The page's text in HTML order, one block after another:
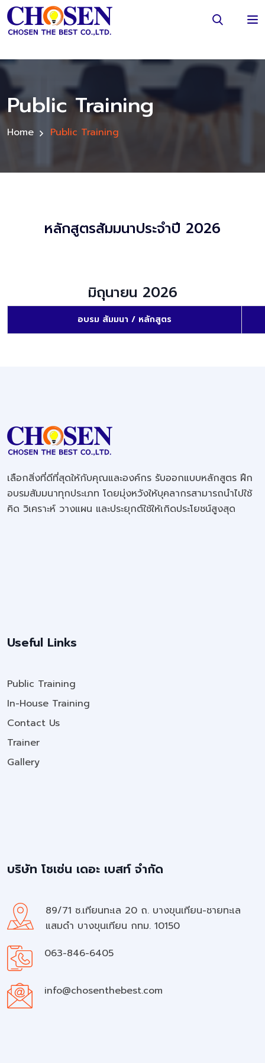
Public Training
Home Public Training
หลักสูตรสัมมนาประจำปี 2026
มิถุนายน 2026
อบรม สัมมนา / หลักสูตร
เลือกสิ่งที่ดีที่สุดให้กับคุณและองค์กร รับออกแบบหลักสูตร ฝึก
อบรมสัมมนาทุกประเภท โดยมุ่งหวังให้บุคลากรสามารถนำไปใช้
คิด วิเคราะห์ วางแผน และประยุกต์ใช้ให้เกิดประโยชน์สูงสุด
Useful Links
Public Training
In-House Training
Contact Us
Trainer
Gallery
บริษัท โชเซ่น เดอะ เบสท์ จำกัด
89/71 ซ.เทียนทะเล 20 ถ. บางขุนเทียน-ชายทะเล
แสมดำ บางขุนเทียน กทม. 10150
063-846-6405
info@chosenthebest.com